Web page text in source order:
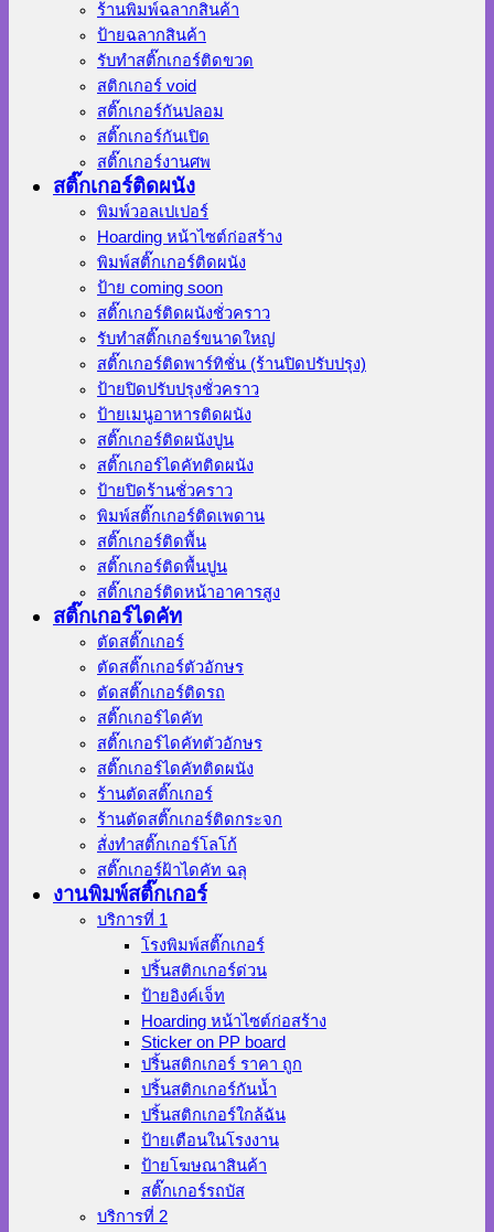
ร้านพิมพ์ฉลากสินค้า
ป้ายฉลากสินค้า
รับทำสติ๊กเกอร์ติดขวด
สติกเกอร์ void
สติ๊กเกอร์กันปลอม
สติ๊กเกอร์กันเปิด
สติ๊กเกอร์งานศพ
สติ๊กเกอร์ติดผนัง
พิมพ์วอลเปเปอร์
Hoarding หน้าไซต์ก่อสร้าง
พิมพ์สติ๊กเกอร์ติดผนัง
ป้าย coming soon
สติ๊กเกอร์ติดผนังชั่วคราว
รับทำสติ๊กเกอร์ขนาดใหญ่
สติ๊กเกอร์ติดพาร์ทิชั่น (ร้านปิดปรับปรุง)
ป้ายปิดปรับปรุงชั่วคราว
ป้ายเมนูอาหารติดผนัง
สติ๊กเกอร์ติดผนังปูน
สติ๊กเกอร์ไดคัทติดผนัง
ป้ายปิดร้านชั่วคราว
พิมพ์สติ๊กเกอร์ติดเพดาน
สติ๊กเกอร์ติดพื้น
สติ๊กเกอร์ติดพื้นปูน
สติ๊กเกอร์ติดหน้าอาคารสูง
สติ๊กเกอร์ไดคัท
ตัดสติ๊กเกอร์
ตัดสติ๊กเกอร์ตัวอักษร
ตัดสติ๊กเกอร์ติดรถ
สติ๊กเกอร์ไดคัท
สติ๊กเกอร์ไดคัทตัวอักษร
สติ๊กเกอร์ไดคัทติดผนัง
ร้านตัดสติ๊กเกอร์
ร้านตัดสติ๊กเกอร์ติดกระจก
สั่งทําสติ๊กเกอร์โลโก้
สติ๊กเกอร์ฝ้าไดคัท ฉลุ
งานพิมพ์สติ๊กเกอร์
บริการที่ 1
โรงพิมพ์สติ๊กเกอร์
ปริ้นสติกเกอร์ด่วน
ป้ายอิงค์เจ็ท
Hoarding หน้าไซต์ก่อสร้าง
Sticker on PP board
ปริ้นสติกเกอร์ ราคา ถูก
ปริ้นสติกเกอร์กันน้ำ
ปริ้นสติกเกอร์ใกล้ฉัน
ป้ายเตือนในโรงงาน
ป้ายโฆษณาสินค้า
สติ๊กเกอร์รถบัส
บริการที่ 2